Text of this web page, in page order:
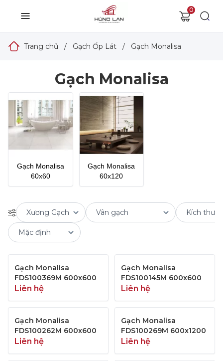
0
Trang chủ / Gạch Ốp Lát / Gạch Monalisa
Gạch Monalisa
Gạch Monalisa
60x60
Gạch Monalisa
60x120
Gạch Monalisa
FDS100369M 600x600
Liên hệ
Gạch Monalisa
FDS100145M 600x600
Liên hệ
Gạch Monalisa
FDS100262M 600x600
Liên hệ
Gạch Monalisa
FDS100269M 600x1200
Liên hệ